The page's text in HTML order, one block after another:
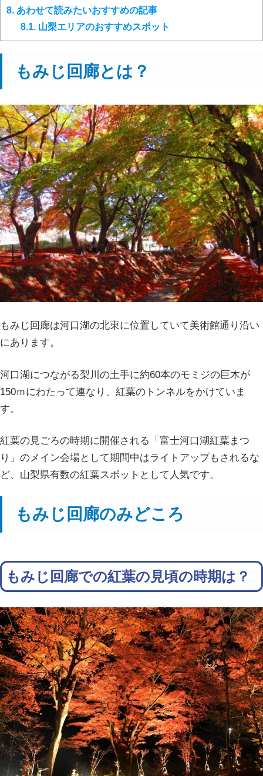
8. あわせて読みたいおすすめの記事
8.1. 山梨エリアのおすすめスポット
もみじ回廊とは？
もみじ回廊は河口湖の北東に位置していて美術館通り沿い
にあります。
河口湖につながる梨川の土手に約60本のモミジの巨木が
150ｍにわたって連なり、紅葉のトンネルをかけていま
す。
紅葉の見ごろの時期に開催される「富士河口湖紅葉まつ
り」のメイン会場として期間中はライトアップもされるな
ど、山梨県有数の紅葉スポットとして人気です。
もみじ回廊のみどころ
もみじ回廊での紅葉の見頃の時期は？